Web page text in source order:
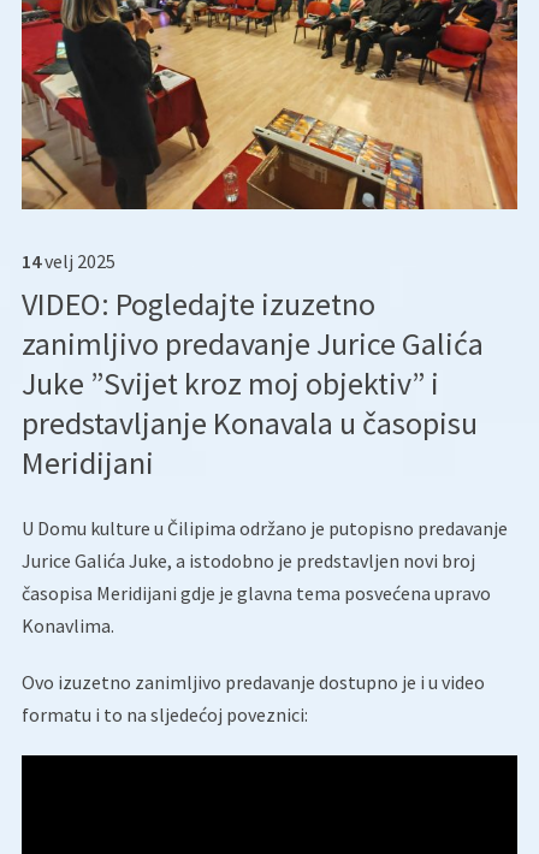
14velj 2025
VIDEO: Pogledajte izuzetno
zanimljivo predavanje Jurice Galića
Juke ”Svijet kroz moj objektiv” i
predstavljanje Konavala u časopisu
Meridijani
U Domu kulture u Čilipima održano je putopisno predavanje
Jurice Galića Juke, a istodobno je predstavljen novi broj
časopisa Meridijani gdje je glavna tema posvećena upravo
Konavlima.
Ovo izuzetno zanimljivo predavanje dostupno je i u video
formatu i to na sljedećoj poveznici: